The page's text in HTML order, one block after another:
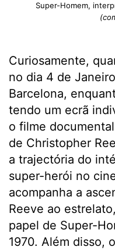
Super-Homem,
Curiosamente,
no dia 4 de
Barcelona,
tendo um ecrã
o filme
de Christopher
a trajectória do
super-herói no
acompanha a
Reeve ao
papel de Super-
1970. Além disso,